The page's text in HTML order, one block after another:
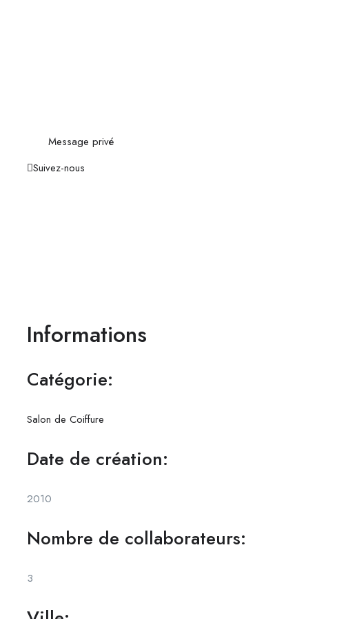
Message privé
Suivez-nous
Informations
Catégorie:
Salon de Coiffure
Date de création:
2010
Nombre de collaborateurs:
3